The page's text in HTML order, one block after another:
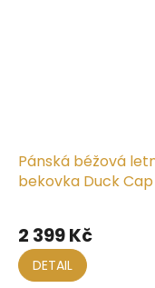
Pánská béžová
bekovka Duck
2 399 Kč
DETAIL